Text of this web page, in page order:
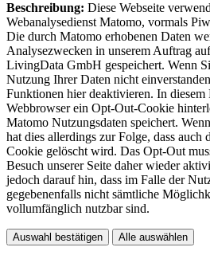
Beschreibung: Diese Webseite
Webanalysedienst Matomo, vormals
Die durch Matomo erhobenen Daten
Analysezwecken in unserem Auftrag
LivingData GmbH gespeichert. Wenn
Nutzung Ihrer Daten nicht
Funktionen hier deaktivieren. In
Webbrowser ein Opt-Out-Cookie
Matomo Nutzungsdaten speichert.
hat dies allerdings zur Folge, dass auch
Cookie gelöscht wird. Das Opt-Out
Besuch unserer Seite daher wieder
jedoch darauf hin, dass im Falle der
gegebenenfalls nicht sämtliche
vollumfänglich nutzbar sind.
Auswahl bestätigen Alle auswählen